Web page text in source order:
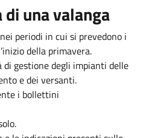
di una valanga
periodi in cui si prevedono i
della primavera.
gestione degli impianti delle
e dei versanti.
i bollettini